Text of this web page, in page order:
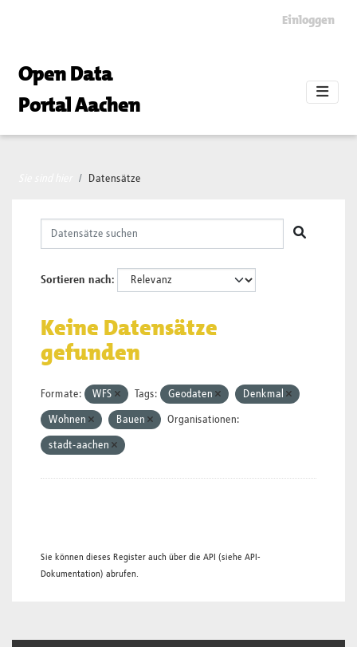
Einloggen
Open Data
Portal Aachen
Datensätze
Sortieren nach
Keine Datensätze
gefunden
Formate: WFS Tags: Geodaten Denkmal
Wohnen Bauen Organisationen:
stadt-aachen
Sie können dieses Register auch über die API (siehe API-
Dokumentation) abrufen.